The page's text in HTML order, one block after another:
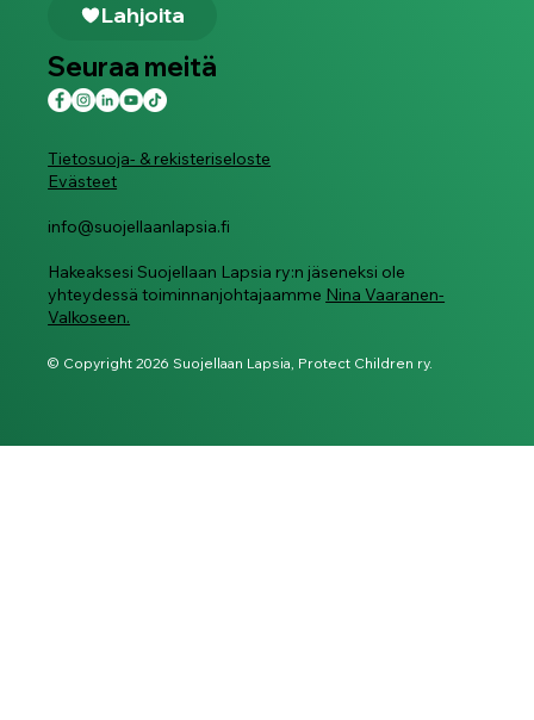
Tietosuoja- & rekisteriseloste
Evästeet
info@suojellaanlapsia.fi
Hakeaksesi Suojellaan Lapsia ry:n jäseneksi ole
yhteydessä toiminnanjohtajaamme Nina Vaaranen-
Valkoseen.
© Copyright 2026 Suojellaan Lapsia, Protect Children ry.
Lahjoita
Seuraa meitä